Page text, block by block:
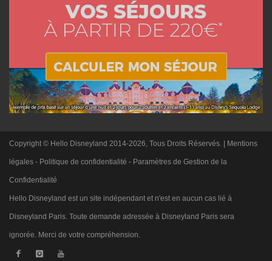
Copyright © Hello Disneyland 2014-2026, Tous Droits Réservés. | Mentions
légales - Politique de confidentialité - Paramètres de Gestion de la
Confidentialité
Hello Disneyland est un site indépendant et n'est en aucun cas lié à
Disneyland Paris. Toute demande adressée à Disneyland Paris sera
ignorée. Merci de votre compréhension.